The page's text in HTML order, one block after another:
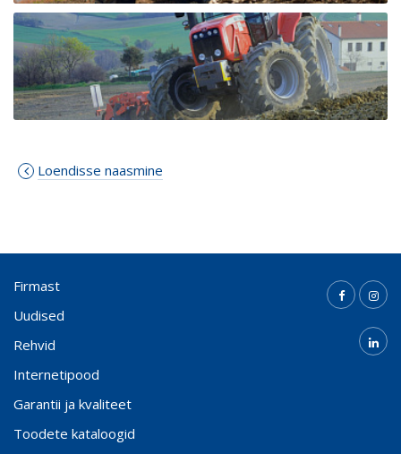
Loendisse naasmine
Firmast
Uudised
Rehvid
Internetipood
Garantii ja kvaliteet
Toodete kataloogid